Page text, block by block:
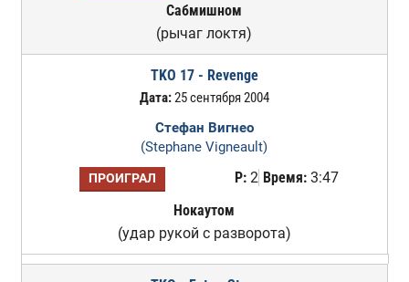
Сабмишном
(рычаг локтя)
TKO 17 - Revenge
Дата:25 сентября 2004
Стефан Вигнео
(Stephane Vigneault)
ПРОИГРАЛ Р:2 Время:3:47
Нокаутом
(удар рукой с разворота)